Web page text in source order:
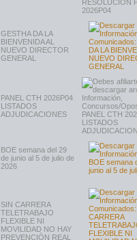
GESTHA DA LA
BIENVENIDA AL
NUEVO DIRECTOR
GENERAL
PANEL CTH 2026P04
LISTADOS
ADJUDICACIONES
BOE semana del 29
de junio al 5 de julio de
2026
SIN CARRERA
TELETRABAJO
FLEXIBLE NI
MOVILIDAD NO HAY
PREVENCIÓN REAL